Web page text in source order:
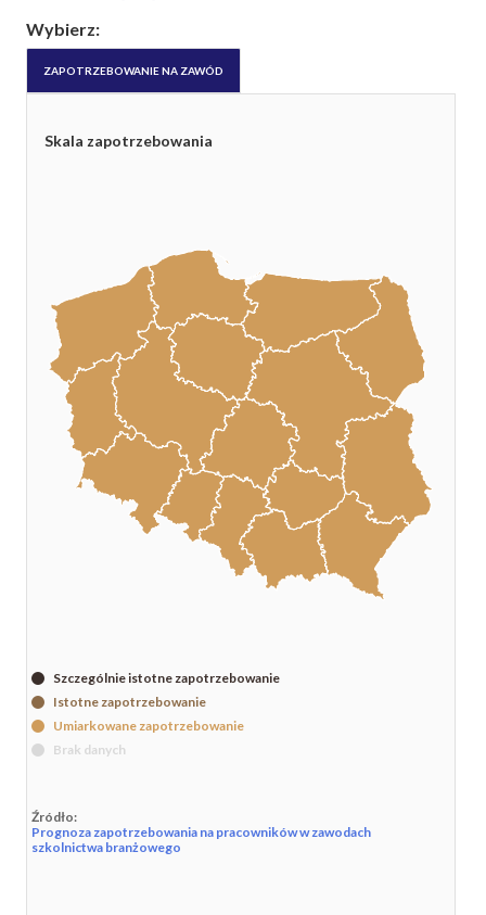
Wybierz:
ZAPOTRZEBOWANIE NA ZAWÓD
Skala zapotrzebowania
Szczególnie istotne zapotrzebowanie
Istotne zapotrzebowanie
Umiarkowane zapotrzebowanie
Brak danych
Źródło:
Prognoza zapotrzebowania na pracowników w zawodach
szkolnictwa branżowego